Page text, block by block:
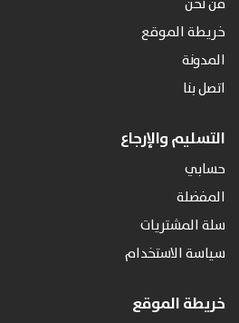
من نحن
خريطة الموقع
المدونة
اتصل بنا
التسليم والإرجاع
حسابي
المفضلة
سلة المشتريات
سياسة الاستخدام
خريطة الموقع